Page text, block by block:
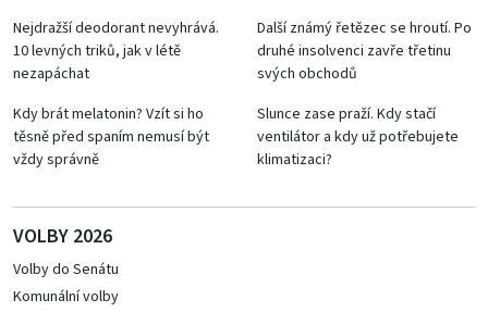
Nejdražší deodorant nevyhrává.
10 levných triků, jak v létě
nezapáchat
Další známý řetězec se hroutí. Po
druhé insolvenci zavře třetinu
svých obchodů
Kdy brát melatonin? Vzít si ho
těsně před spaním nemusí být
vždy správně
Slunce zase praží. Kdy stačí
ventilátor a kdy už potřebujete
klimatizaci?
VOLBY 2026
Volby do Senátu
Komunální volby